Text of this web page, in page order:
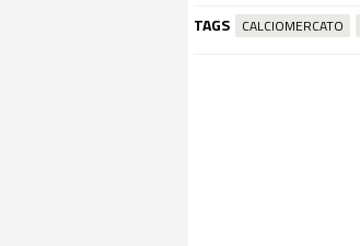
TAGS CALCIOMERCATO